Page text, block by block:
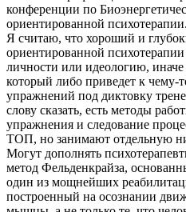
конференции по
ориентированной психотерапии.
Я считаю, что хороший и
ориентированной
личности или идеологию,
который либо приведет к чему-
упражнений под диктовку
слову сказать, есть методы
упражнения и следование
ТОП, но занимают отдельную
Могут дополнять
метод Фельденкрайза,
один из мощнейших
построенный на осознании